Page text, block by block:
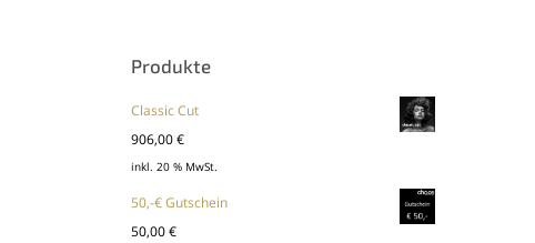
Produkte
Classic Cut
906,00€
inkl. 20 % MwSt.
50,-€ Gutschein
50,00€